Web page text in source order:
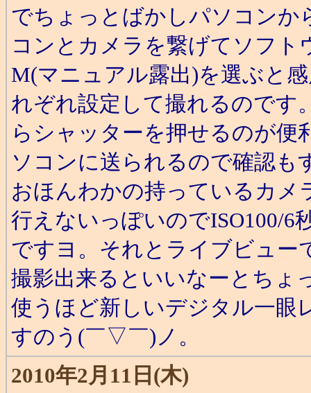
でちょっとばかしパソコンか
コンとカメラを繋げてソフ
M(マニュアル露出)を選ぶと
れぞれ設定して撮れるのです
らシャッターを押せるのが便
ソコンに送られるので確認
おほんわかの持っているカ
行えないっぽいのでISO100/6
ですヨ。それとライブビュー
撮影出来るといいなーとちょ
使うほど新しいデジタル一眼
すのう(￣▽￣)ノ。
2010年2月11日(木)